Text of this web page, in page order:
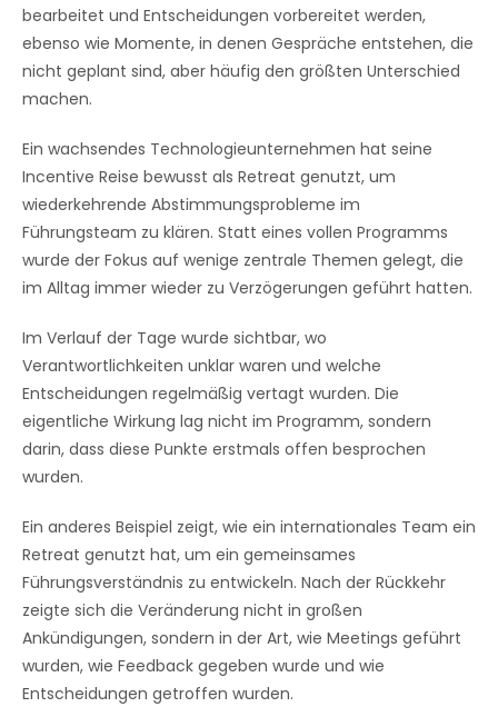
bearbeitet und Entscheidungen vorbereitet werden,
ebenso wie Momente, in denen Gespräche entstehen, die
nicht geplant sind, aber häufig den größten Unterschied
machen.
Ein wachsendes Technologieunternehmen hat seine
Incentive Reise bewusst als Retreat genutzt, um
wiederkehrende Abstimmungsprobleme im
Führungsteam zu klären. Statt eines vollen Programms
wurde der Fokus auf wenige zentrale Themen gelegt, die
im Alltag immer wieder zu Verzögerungen geführt hatten.
Im Verlauf der Tage wurde sichtbar, wo
Verantwortlichkeiten unklar waren und welche
Entscheidungen regelmäßig vertagt wurden. Die
eigentliche Wirkung lag nicht im Programm, sondern
darin, dass diese Punkte erstmals offen besprochen
wurden.
Ein anderes Beispiel zeigt, wie ein internationales Team ein
Retreat genutzt hat, um ein gemeinsames
Führungsverständnis zu entwickeln. Nach der Rückkehr
zeigte sich die Veränderung nicht in großen
Ankündigungen, sondern in der Art, wie Meetings geführt
wurden, wie Feedback gegeben wurde und wie
Entscheidungen getroffen wurden.